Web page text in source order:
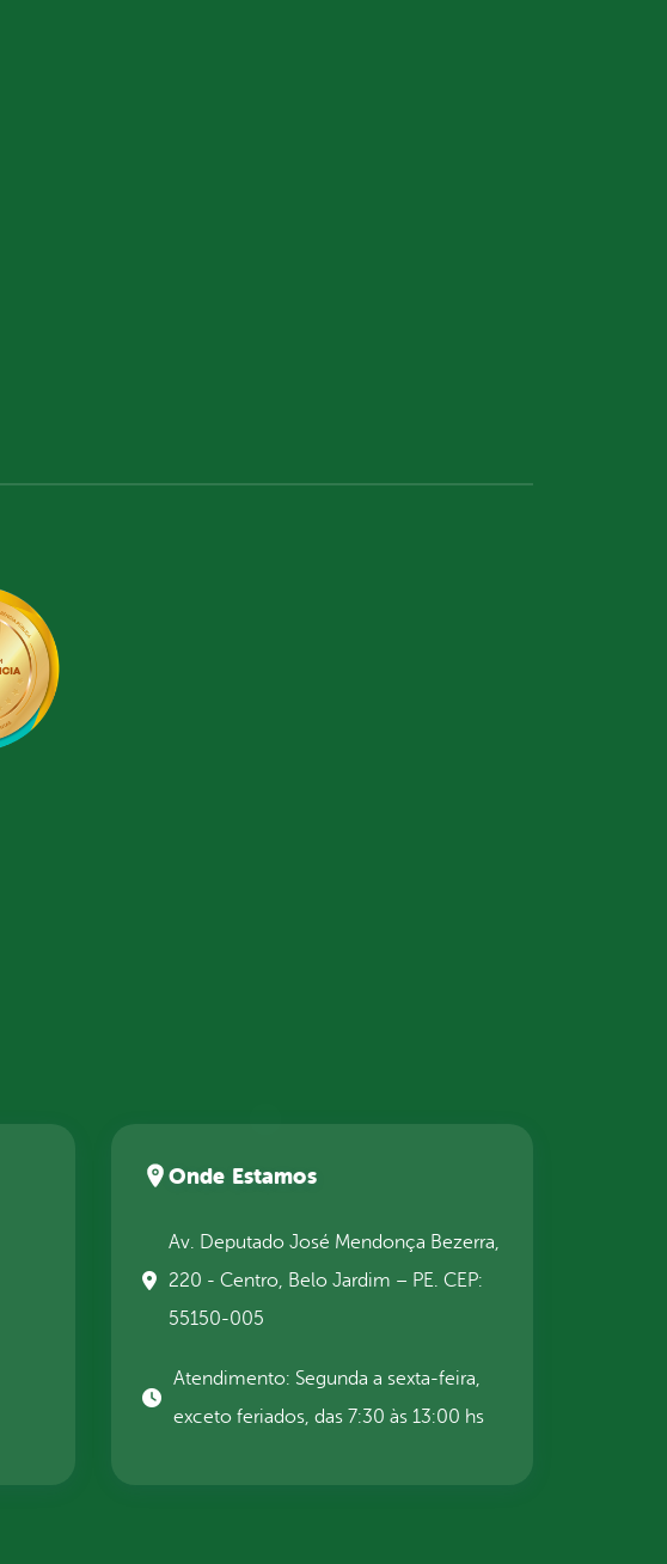
Onde Estamos
Av. Deputado José Mendonça Bezerra,
220 - Centro, Belo Jardim – PE. CEP:
55150-005
Atendimento: Segunda a sexta-feira,
exceto feriados, das 7:30 às 13:00 hs